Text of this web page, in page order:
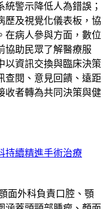
警示降低人為錯誤；
歷及視覺化儀表板，協
在病人參與方面，數位
協助民眾了解醫療服
以資訊交換與臨床決策
查閱、意見回饋、遠距
收者轉為共同決策與健
持續精進手術治療
面外科負責口腔、顎